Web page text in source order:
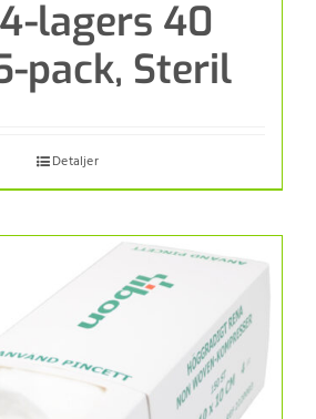
lagers 40
pack, Steril
Detaljer